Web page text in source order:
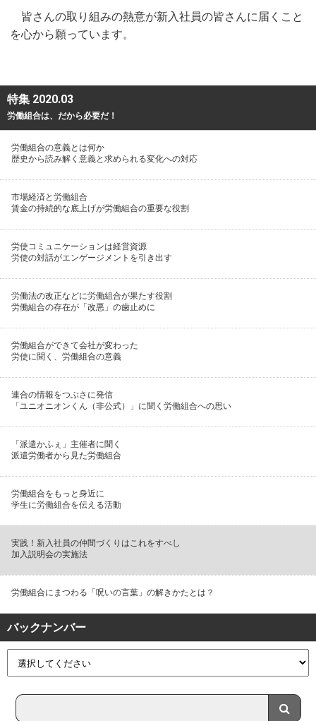
皆さんの取り組みの熱意が新入社員の皆さんに届くこと
を心から願っています。
特集 2020.03
労働組合は、だから必要だ！
労働組合の意義とは何か
歴史から読み解く意義と求められる変化への対応
市場経済と労働組合
賃金の持続的な底上げが労働組合の重要な役割
労使コミュニケーションは経営資源
労使の対話がエンゲージメントを引き出す
労働法の改正などに労働組合が果たす役割
労働組合の存在が「改悪」の歯止めに
労働組合ができて会社が変わった
労使に聞く、労働組合の意義
連合の情報をつぶさに発信
「ユニオニオンくん（非公式）」に聞く労働組合への思い
「派遣かふぇ」主催者に聞く
派遣労働者から見た労働組合
労働組合をもっと身近に
学生に労働組合を伝える活動
実践！新入社員の仲間づくりはこれをすべし
加入説明会の実施法
労働組合にまつわる「呪いの言葉」の解きかたとは？
バックナンバー